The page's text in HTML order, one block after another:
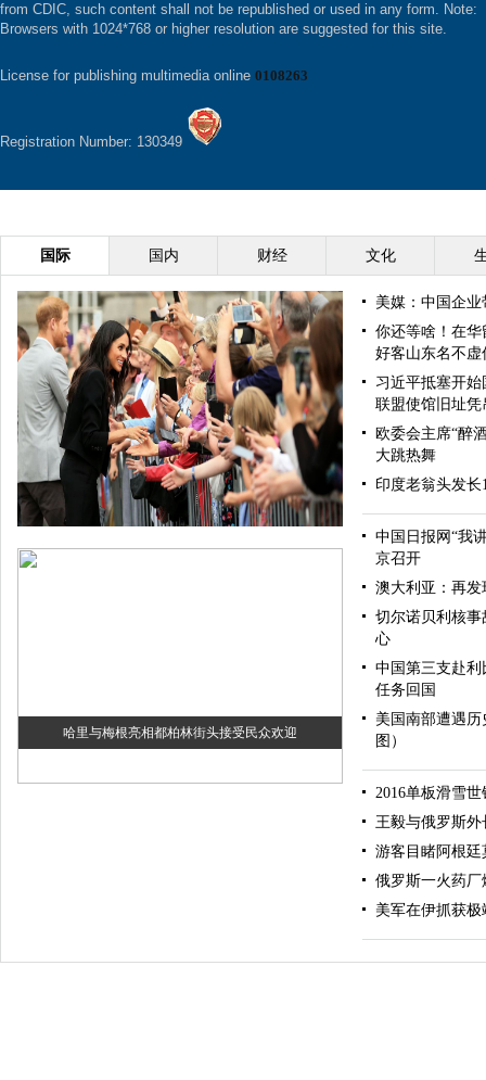
from CDIC, such content shall not be republished or used in any form. Note:
Browsers with 1024*768 or higher resolution are suggested for this site.
License for publishing multimedia online 0108263
Registration Number: 130349
国际 国内 财经 文化
哈里与梅根亮相都柏林街头接受民众欢迎
美媒：中国企
你还等啥！在
好客山东名不虚
习近平抵塞开
联盟使馆旧址凭
欧委会主席“醉
大跳热舞
印度老翁头发
中国日报网“我
京召开
澳大利亚：再发
切尔诺贝利核事
心
中国第三支赴
任务回国
美国南部遭遇
图）
2016单板滑雪
王毅与俄罗斯
游客目睹阿根
俄罗斯一火药厂
美军在伊抓获极